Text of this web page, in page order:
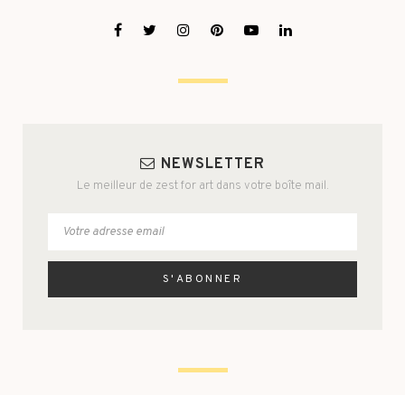
NEWSLETTER
Le meilleur de zest for art dans votre boîte mail.